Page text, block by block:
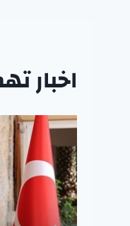
اخبار